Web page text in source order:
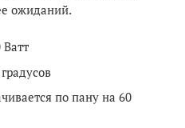
ожиданий.
по пану на 60